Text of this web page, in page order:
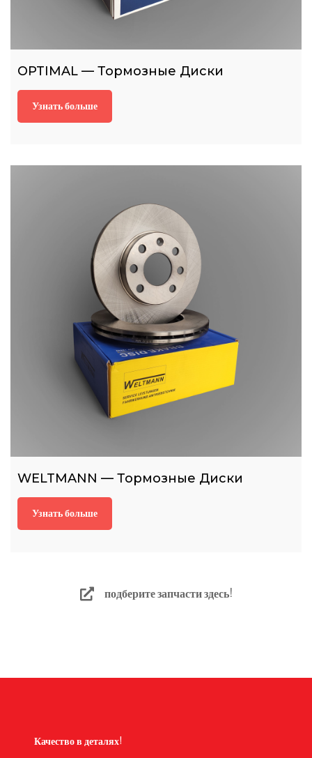
OPTIMAL — Тормозные Диски
Узнать больше
WELTMANN — Тормозные Диски
Узнать больше
подберите запчасти здесь!
Качество в деталях!